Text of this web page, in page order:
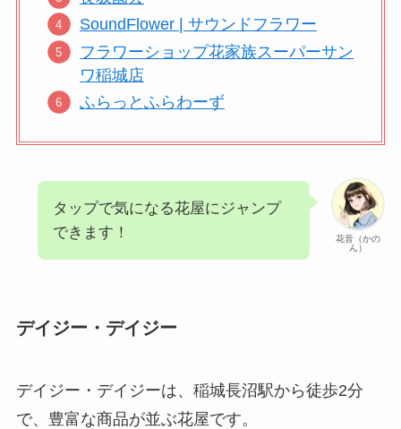
SoundFlower | サウンドフラワー
フラワーショップ花家族スーパーサン
ワ稲城店
ふらっとふらわーず
花音（かの
ん）
タップで気になる花屋にジャンプ
できます！
デイジー・デイジー
デイジー・デイジーは、稲城長沼駅から徒歩2分
で、豊富な商品が並ぶ花屋です。